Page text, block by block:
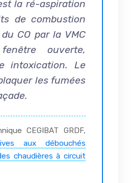
la ré-aspiration
de combustion
CO par la VMC
ouverte,
intoxication. Le
les fumées
CEGIBAT GRDF,
aux débouchés
chaudières à circuit